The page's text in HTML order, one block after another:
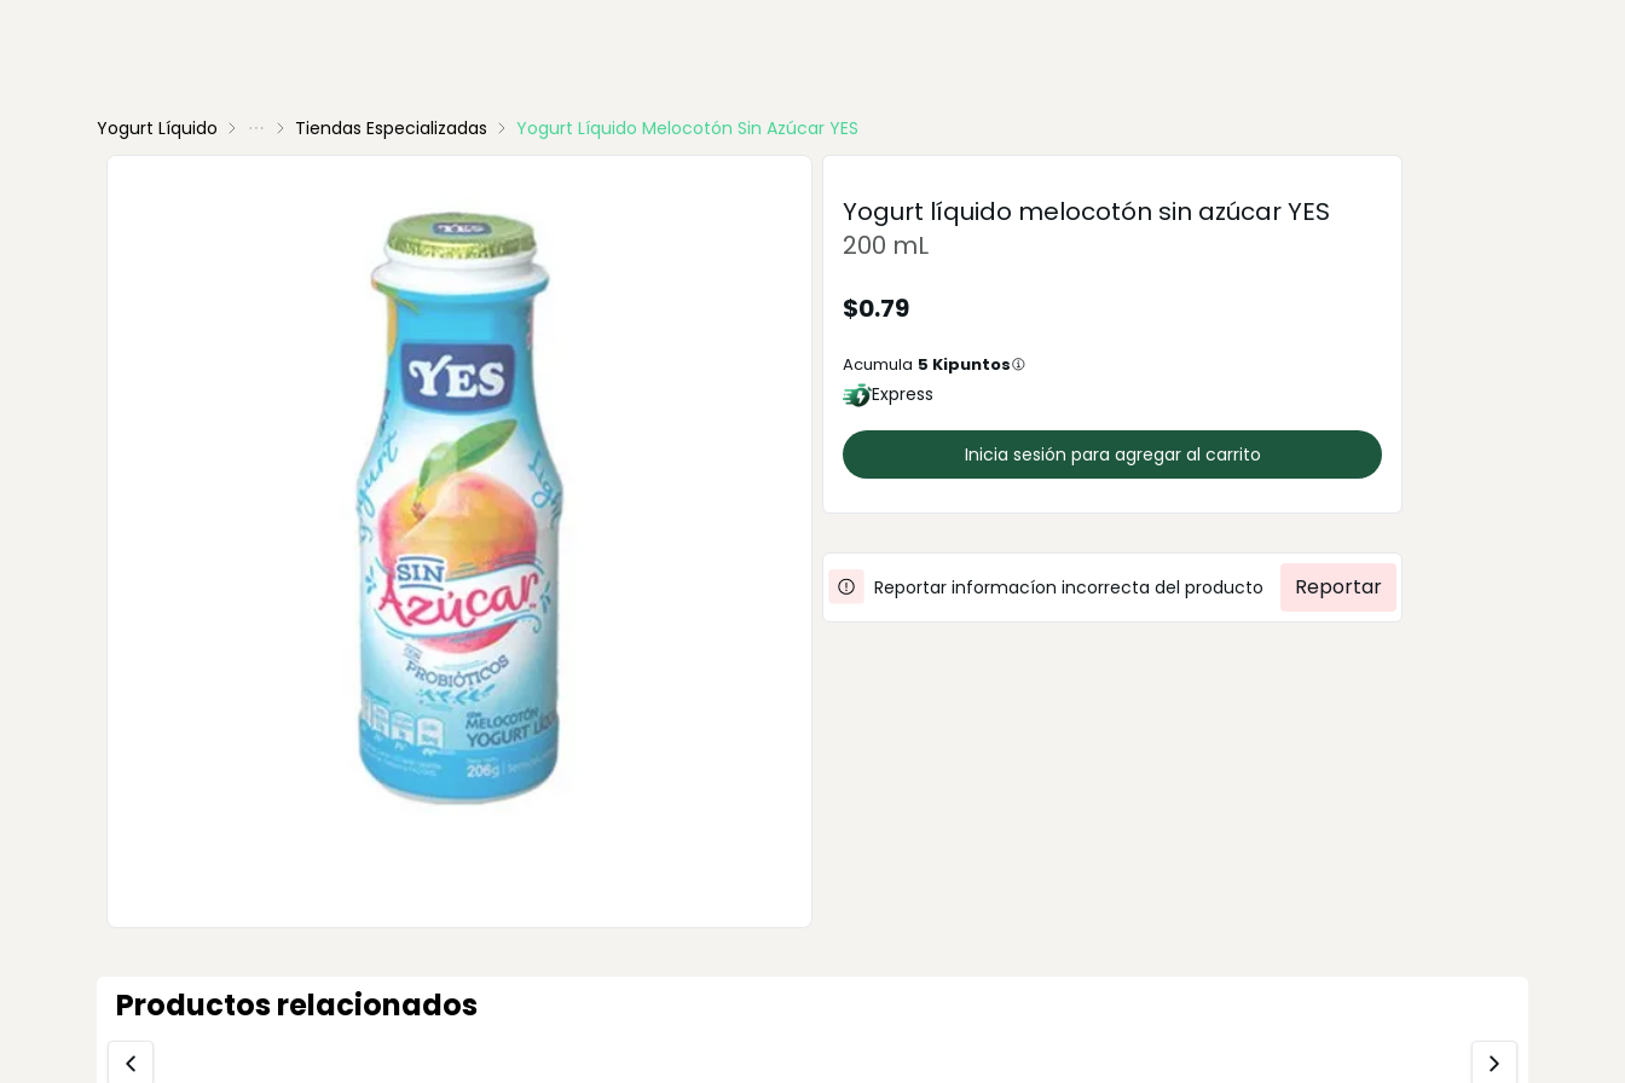
Yogurt Líquido Tiendas Especializadas Yogurt Líquido Melocotón Sin Azúcar YES
Yogurt líquido melocotón sin azúcar YES
200 mL
$0.79
Acumula 5 Kipuntos
Express
Inicia sesión para agregar al carrito
Reportar informacíon incorrecta del producto Reportar
Productos relacionados